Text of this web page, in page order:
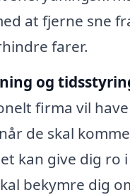
at fjerne sne
farer.
og
firma vil
de skal
kan give dig ro
bekymre dig